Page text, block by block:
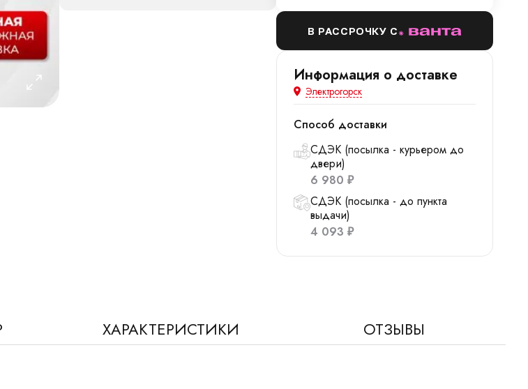
В РАССРОЧКУ С
Информация о доставке
Электрогорск
Способ доставки
СДЭК (посылка - курьером до
двери)
6 980 ₽
СДЭК (посылка - до пункта
выдачи)
4 093 ₽
ХАРАКТЕРИСТИКИ ОТЗЫВЫ